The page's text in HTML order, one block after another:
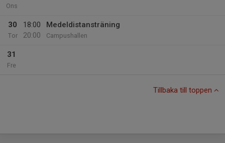
Ons
30
Tor
18:00
20:00
Medeldistansträning
Campushallen
31
Fre
Tillbaka till toppen